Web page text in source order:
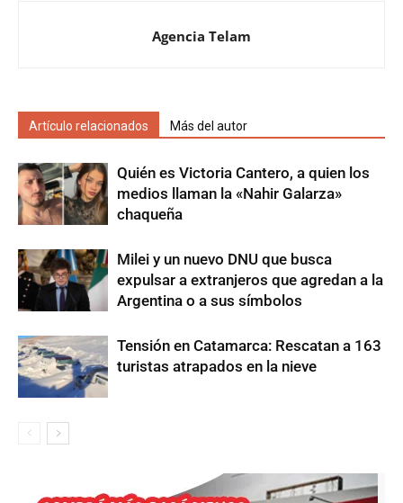
Agencia Telam
Artículo relacionados Más del autor
Quién es Victoria Cantero, a quien los
medios llaman la «Nahir Galarza»
chaqueña
Milei y un nuevo DNU que busca
expulsar a extranjeros que agredan a la
Argentina o a sus símbolos
Tensión en Catamarca: Rescatan a 163
turistas atrapados en la nieve